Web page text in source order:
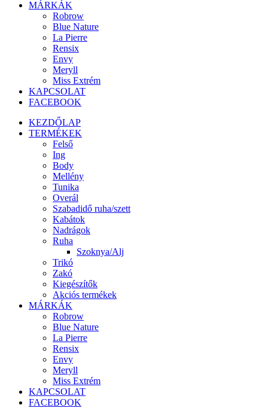
MÁRKÁK
Robrow
Blue Nature
La Pierre
Rensix
Envy
Meryll
Miss Extrém
KAPCSOLAT
FACEBOOK
KEZDŐLAP
TERMÉKEK
Felső
Ing
Body
Mellény
Tunika
Overál
Szabadidő ruha/szett
Kabátok
Nadrágok
Ruha
Szoknya/Alj
Trikó
Zakó
Kiegészítők
Akciós termékek
MÁRKÁK
Robrow
Blue Nature
La Pierre
Rensix
Envy
Meryll
Miss Extrém
KAPCSOLAT
FACEBOOK